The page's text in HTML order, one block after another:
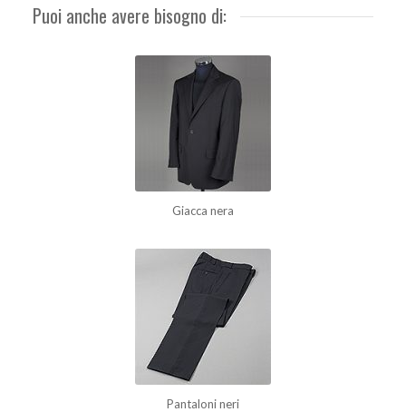
Puoi anche avere bisogno di:
Giacca nera
Pantaloni neri